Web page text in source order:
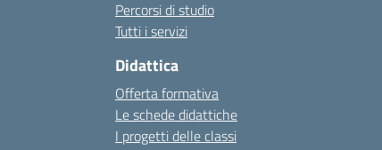
Percorsi di studio
Tutti i servizi
Didattica
Offerta formativa
Le schede didattiche
I progetti delle classi